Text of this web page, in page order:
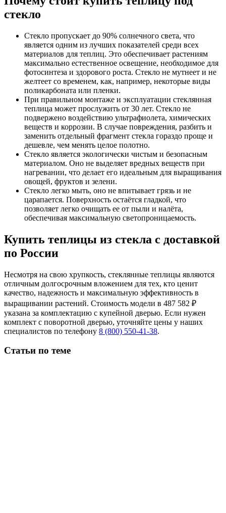
стекло
Стекло пропускает до 90% солнечного света, что
является одним из лучших показателей среди всех
материалов для теплиц. Это обеспечивает растениям
максимально естественное освещение, необходимое для
фотосинтеза и здорового роста. Стекло не мутнеет и не
желтеет со временем, как, например, некоторые виды
поликарбоната или пленки.
При правильном монтаже и эксплуатации стеклянная
теплица может прослужить от 30 лет. Стекло не
подвержено воздействию ультрафиолета, химических
веществ и коррозии. В случае повреждения, разбить и
заменить отдельный фрагмент стекла гораздо проще и
дешевле, чем менять целое полотно.
Стекло является экологически чистым и безопасным
материалом. Оно не выделяет вредных веществ при
нагревании, что делает его идеальным для выращивания
овощей, фруктов и зелени.
Стекло легко мыть, оно не впитывает грязь и не
царапается. Поверхность остаётся гладкой, что
позволяет легко очищать ее от пыли и налёта,
обеспечивая максимальную светопроницаемость.
Купить теплицы из стекла с доставкой
по России
Несмотря на свою хрупкость, стеклянные теплицы являются
отличным долгосрочным вложением для тех, кто ценит
качество, надежность и максимальную эффективность в
выращивании растений. Стоимость модели в 487 582 ₽
указана за комплектацию с купейной дверью. Если нужен
комплект с поворотной дверью, уточняйте цены у наших
специалистов по телефону 8 (800) 550-41-38.
Статьи по теме